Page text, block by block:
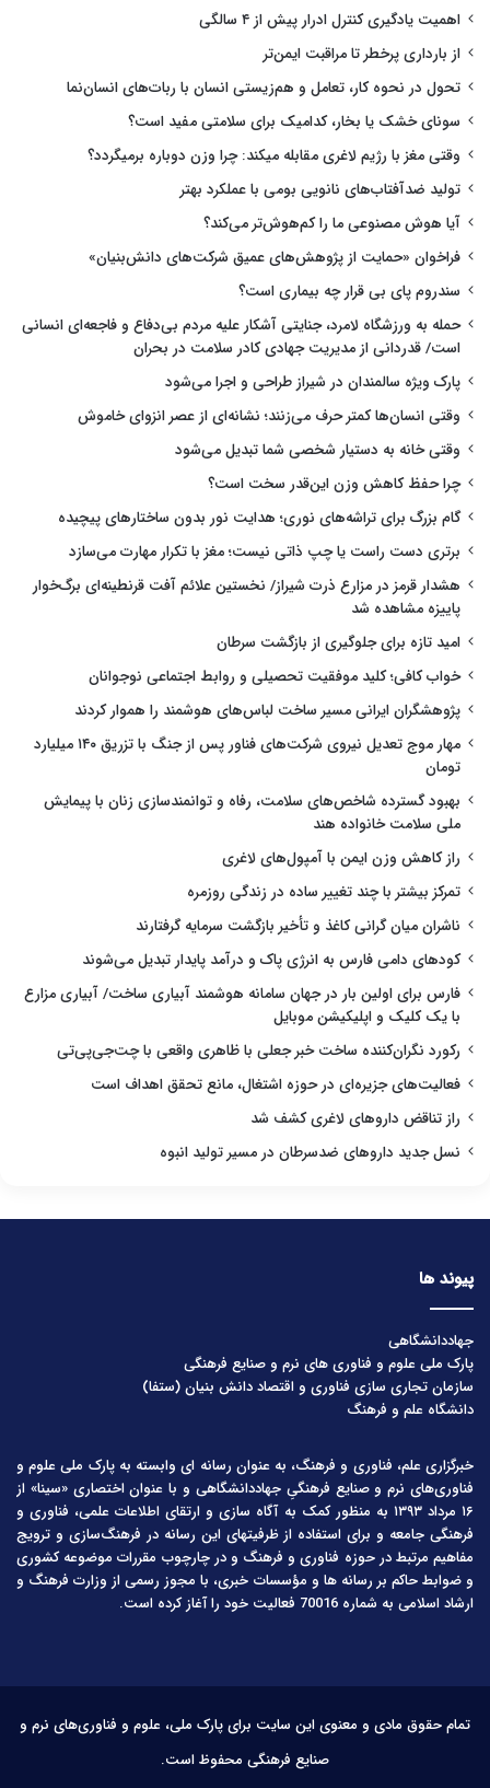
اهمیت یادگیری کنترل ادرار پیش از ۴ سالگی
از بارداری پرخطر تا مراقبت ایمن‌تر
تحول در نحوه کار، تعامل و هم‌زیستی انسان با ربات‌های انسان‌نما
سونای خشک یا بخار، کدامیک برای سلامتی مفید است؟
وقتی مغز با رژیم لاغری مقابله میکند: چرا وزن دوباره برمیگردد؟
تولید ضدآفتاب‌های نانویی بومی با عملکرد بهتر
آیا هوش مصنوعی ما را کم‌هوش‌تر می‌کند؟
فراخوان «حمایت از پژوهش‌های عمیق شرکت‌های دانش‌بنیان»
سندروم پای بی قرار چه بیماری است؟
حمله به ورزشگاه لامرد، جنایتی آشکار علیه مردم بی‌دفاع و فاجعه‌ای انسانی
است/ قدردانی از مدیریت جهادی کادر سلامت در بحران
پارک ویژه سالمندان در شیراز طراحی و اجرا می‌شود
وقتی انسان‌ها کمتر حرف می‌زنند؛ نشانه‌ای از عصر انزوای خاموش
وقتی خانه به دستیار شخصی شما تبدیل می‌شود
چرا حفظ کاهش وزن این‌قدر سخت است؟
گام بزرگ برای تراشه‌های نوری؛ هدایت نور بدون ساختارهای پیچیده
برتری دست راست یا چپ ذاتی نیست؛ مغز با تکرار مهارت می‌سازد
هشدار قرمز در مزارع ذرت شیراز/ نخستین علائم آفت قرنطینه‌ای برگ‌خوار
پاییزه مشاهده شد
امید تازه برای جلوگیری از بازگشت سرطان
خواب کافی؛ کلید موفقیت تحصیلی و روابط اجتماعی نوجوانان
پژوهشگران ایرانی مسیر ساخت لباس‌های هوشمند را هموار کردند
مهار موج تعدیل نیروی شرکت‌های فناور پس از جنگ با تزریق ۱۴۰ میلیارد
تومان
بهبود گسترده شاخص‌های سلامت، رفاه و توانمندسازی زنان با پیمایش
ملی سلامت خانواده هند
راز کاهش وزن ایمن با آمپول‌های لاغری
تمرکز بیشتر با چند تغییر ساده در زندگی روزمره
ناشران میان گرانی کاغذ و تأخیر بازگشت سرمایه گرفتارند
کودهای دامی فارس به انرژی پاک و درآمد پایدار تبدیل می‌شوند
فارس برای اولین بار در جهان سامانه هوشمند آبیاری ساخت/ آبیاری مزارع
با یک کلیک و اپلیکیشن موبایل
رکورد نگران‌کننده ساخت خبر جعلی با ظاهری واقعی با چت‌جی‌پی‌تی
فعالیت‌های جزیره‌ای در حوزه اشتغال، مانع تحقق اهداف است
راز تناقض داروهای لاغری کشف شد
نسل جدید داروهای ضدسرطان در مسیر تولید انبوه
پیوند ها
جهاددانشگاهی
پارک ملی علوم و فناوری های نرم و صنایع فرهنگی
سازمان تجاری سازی فناوری و اقتصاد دانش بنیان (ستفا)
دانشگاه علم و فرهنگ
خبرگزاری علم، فناوری و فرهنگ، به عنوان رسانه ای وابسته به پارک ملی علوم و
فناوری‌های نرم و صنایع فرهنگیِ جهاددانشگاهی و با عنوان اختصاری «سینا» از
۱۶ مرداد ۱۳۹۳ به منظور کمک به آگاه سازی و ارتقای اطلاعات علمی، فناوری و
فرهنگی جامعه و برای استفاده از ظرفیتهای این رسانه در فرهنگ‌سازی و ترویج
مفاهیم مرتبط در حوزه فناوری و فرهنگ و در چارچوب مقررات موضوعه کشوری
و ضوابط حاکم بر رسانه ها و مؤسسات خبری، با مجوز رسمی از وزارت فرهنگ و
ارشاد اسلامی به شماره 70016 فعالیت خود را آغاز کرده است.
تمام حقوق مادی و معنوی این سایت برای پارک ملی، علوم و فناوری‌های نرم و
صنایع فرهنگی محفوظ است.